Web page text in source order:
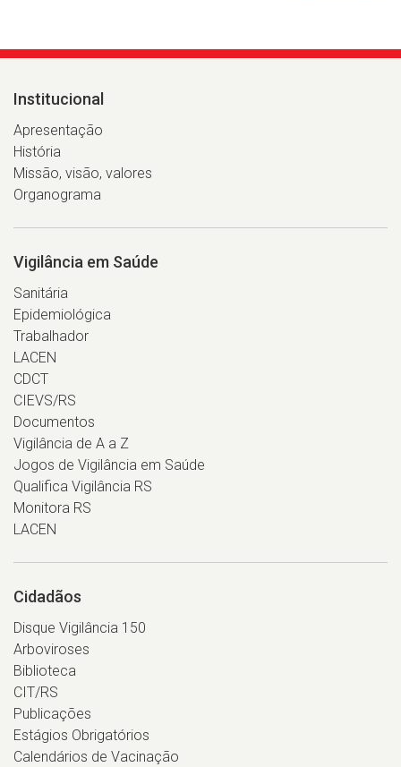
Institucional
Apresentação
História
Missão, visão, valores
Organograma
Vigilância em Saúde
Sanitária
Epidemiológica
Trabalhador
LACEN
CDCT
CIEVS/RS
Documentos
Vigilância de A a Z
Jogos de Vigilância em Saúde
Qualifica Vigilância RS
Monitora RS
LACEN
Cidadãos
Disque Vigilância 150
Arboviroses
Biblioteca
CIT/RS
Publicações
Estágios Obrigatórios
Calendários de Vacinação